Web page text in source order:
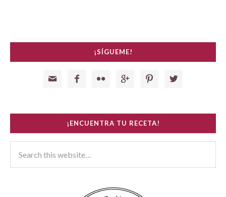
¡SÍGUEME!
     
¡ENCUENTRA TU RECETA!